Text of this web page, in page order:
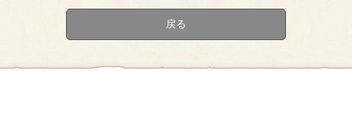
戻る